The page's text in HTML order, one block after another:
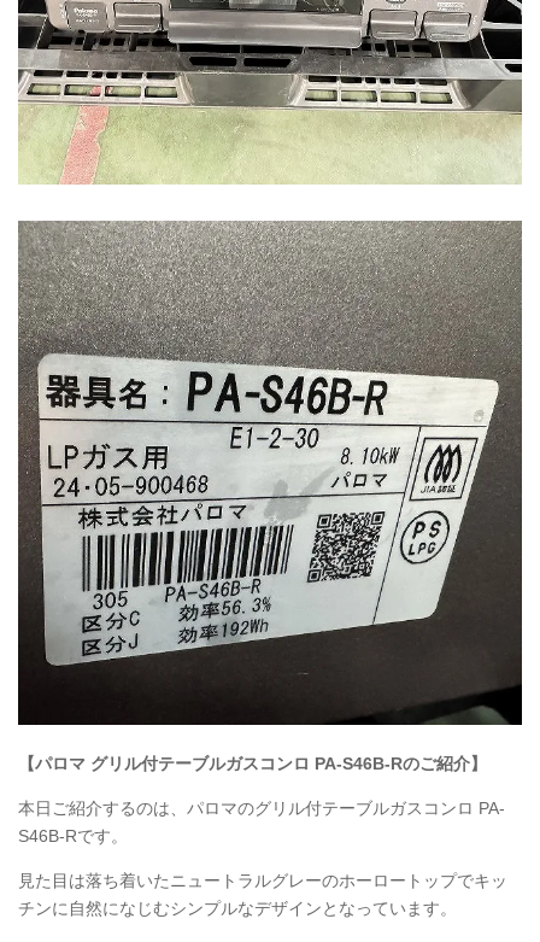
【パロマ グリル付テーブルガスコンロ PA-S46B-Rのご紹介】
本日ご紹介するのは、パロマのグリル付テーブルガスコンロ PA-
S46B-Rです。
見た目は落ち着いたニュートラルグレーのホーロートップでキッ
チンに自然になじむシンプルなデザインとなっています。